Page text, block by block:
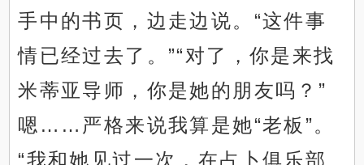
手中的书页，边走边说。“这件事
情已经过去了。”“对了，你是来找
米蒂亚导师，你是她的朋友吗？”
嗯……严格来说我算是她“老板”。
“我和她见过一次，在占卜俱乐部